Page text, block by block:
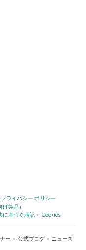
プライバシー ポリシー
製品）
に基づく表記 Cookies
ー 公式ブログ ニュース